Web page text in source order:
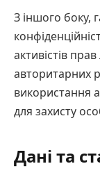
З іншого боку,
активістів
авторитарних
використання
для захисту
Дані та